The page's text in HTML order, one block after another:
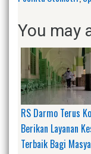
You may
RS Darmo Terus
Berikan Layanan
Terbaik Bagi